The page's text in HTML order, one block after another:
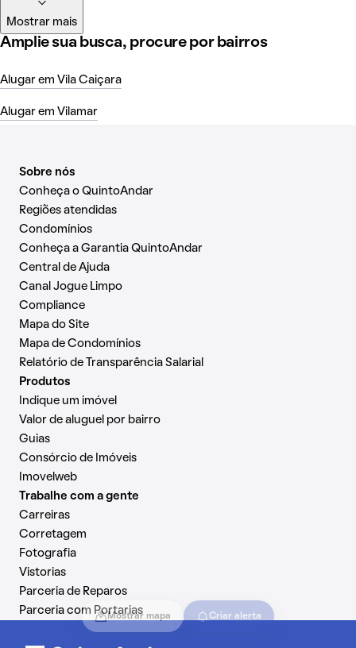
Mostrar mapa Criar alerta
Mostrar mais
Amplie sua busca, procure por bairros
Alugar em Vila Caiçara
Alugar em Vilamar
Sobre nós
Conheça o QuintoAndar
Regiões atendidas
Condomínios
Conheça a Garantia QuintoAndar
Central de Ajuda
Canal Jogue Limpo
Compliance
Mapa do Site
Mapa de Condomínios
Relatório de Transparência Salarial
Produtos
Indique um imóvel
Valor de aluguel por bairro
Guias
Consórcio de Imóveis
Imovelweb
Trabalhe com a gente
Carreiras
Corretagem
Fotografia
Vistorias
Parceria de Reparos
Parceria com Portarias